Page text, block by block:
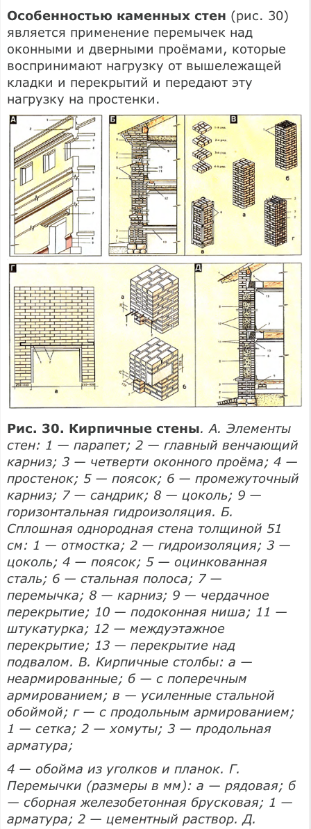
Особенностью каменных стен (рис. 30)
является применение перемычек над
оконными и дверными проёмами, которые
воспринимают нагрузку от вышележащей
кладки и перекрытий и передают эту
нагрузку на простенки.
Рис. 30. Кирпичные стены. А. Элементы
стен: 1 — парапет; 2 — главный венчающий
карниз; 3 — четверти оконного проёма; 4 —
простенок; 5 — поясок; 6 — промежуточный
карниз; 7 — сандрик; 8 — цоколь; 9 —
горизонтальная гидроизоляция. Б.
Сплошная однородная стена толщиной 51
см: 1 — отмостка; 2 — гидроизоляция; 3 —
цоколь; 4 — поясок; 5 — оцинкованная
сталь; 6 — стальная полоса; 7 —
перемычка; 8 — карниз; 9 — чердачное
перекрытие; 10 — подоконная ниша; 11 —
штукатурка; 12 — междуэтажное
перекрытие; 13 — перекрытие над
подвалом. В. Кирпичные столбы: а —
неармированные; б — с поперечным
армированием; в — усиленные стальной
обоймой; г — с продольным армированием;
1 — сетка; 2 — хомуты; 3 — продольная
арматура;
4 — обойма из уголков и планок. Г.
Перемычки (размеры в мм): а — рядовая; б
— сборная железобетонная брусковая; 1 —
арматура; 2 — цементный раствор. Д.